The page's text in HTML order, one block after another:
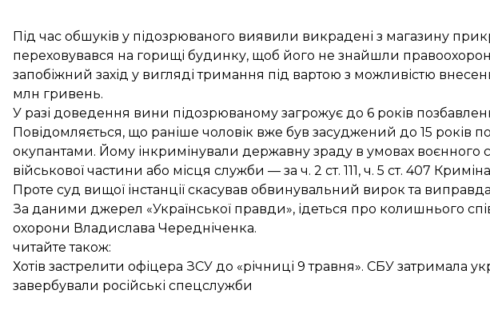
Під час обшуків у підозрюваного виявили викрадені з магазину
переховувався на горищі будинку, щоб його не знайшли
запобіжний захід у вигляді тримання під вартою з можливістю
млн гривень.
У разі доведення вини підозрюваному загрожує до 6 років
Повідомляється, що раніше чоловік вже був засуджений до 15 років
окупантами. Йому інкримінували державну зраду в умовах воєнного
військової частини або місця служби — за ч. 2 ст. 111, ч. 5 ст. 407
Проте суд вищої інстанції скасував обвинувальний вирок та
За даними джерел «Української правди», ідеться про колишнього
охорони Владислава Чередніченка.
читайте також:
Хотів застрелити офіцера ЗСУ до «річниці 9 травня». СБУ затримала
завербували російські спецслужби